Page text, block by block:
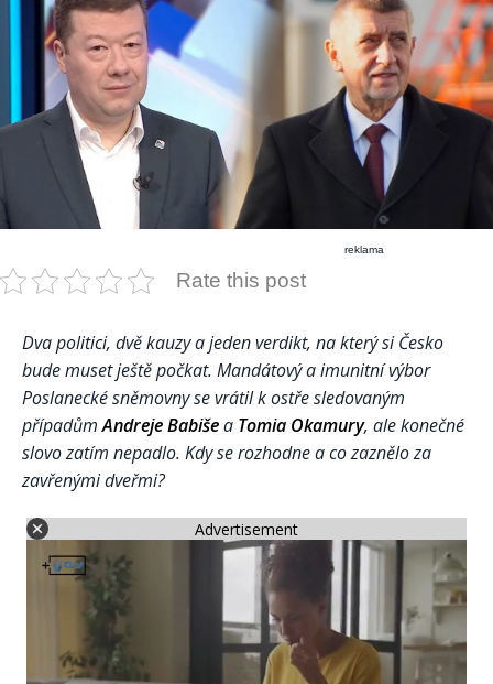
reklama
Rate this post
Dva politici, dvě kauzy a jeden verdikt, na který si Česko
bude muset ještě počkat. Mandátový a imunitní výbor
Poslanecké sněmovny se vrátil k ostře sledovaným
případůmAndreje Babišea Tomia Okamury, ale konečné
slovo zatím nepadlo. Kdy se rozhodne a co zaznělo za
zavřenými dveřmi?
Advertisement